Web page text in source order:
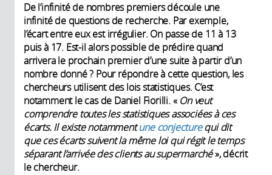
De l’infinité de nombres premiers découle une
infinité de questions de recherche. Par exemple,
l’écart entre eux est irrégulier. On passe de 11 à 13
puis à 17. Est-il alors possible de prédire quand
arrivera le prochain premier d’une suite à partir d’un
nombre donné ? Pour répondre à cette question, les
chercheurs utilisent des lois statistiques. C’est
notamment le cas de Daniel Fiorilli. « On veut
comprendre toutes les statistiques associées à ces
écarts. Il existe notammentune conjecturequi dit
que ces écarts suivent la même loi qui régit le temps
séparant l’arrivée des clients au supermarché», décrit
le chercheur.